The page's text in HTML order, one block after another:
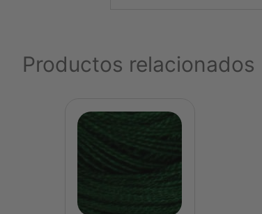
Productos relacionados